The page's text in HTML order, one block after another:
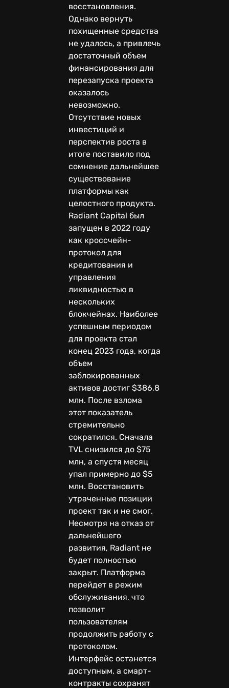
восстановления.
Однако вернуть
похищенные средства
не удалось, а привлечь
достаточный объем
финансирования для
перезапуска проекта
оказалось
невозможно.
Отсутствие новых
инвестиций и
перспектив роста в
итоге поставило под
сомнение дальнейшее
существование
платформы как
целостного продукта.
Radiant Capital был
запущен в 2022 году
как кроссчейн-
протокол для
кредитования и
управления
ликвидностью в
нескольких
блокчейнах. Наиболее
успешным периодом
для проекта стал
конец 2023 года, когда
объем
заблокированных
активов достиг $386,8
млн. После взлома
этот показатель
стремительно
сократился. Сначала
TVL снизился до $75
млн, а спустя месяц
упал примерно до $5
млн. Восстановить
утраченные позиции
проект так и не смог.
Несмотря на отказ от
дальнейшего
развития, Radiant не
будет полностью
закрыт. Платформа
перейдет в режим
обслуживания, что
позволит
пользователям
продолжить работу с
протоколом.
Интерфейс останется
доступным, а смарт-
контракты сохранят